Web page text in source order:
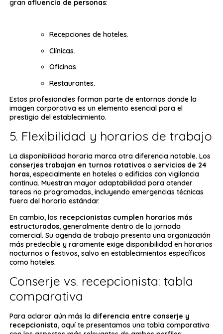
gran afluencia de personas:
Recepciones de hoteles.
Clínicas.
Oficinas.
Restaurantes.
Estos profesionales forman parte de entornos donde la
imagen corporativa es un elemento esencial para el
prestigio del establecimiento.
5. Flexibilidad y horarios de trabajo
La disponibilidad horaria marca otra diferencia notable. Los
conserjes trabajan en turnos rotativoso servicios de 24
horas, especialmente en hoteles o edificios con vigilancia
continua. Muestran mayor adaptabilidad para atender
tareas no programadas, incluyendo emergencias técnicas
fuera del horario estándar.
En cambio, los recepcionistas cumplen horarios más
estructurados, generalmente dentro de la jornada
comercial. Su agenda de trabajo presenta una organización
más predecible y raramente exige disponibilidad en horarios
nocturnos o festivos, salvo en establecimientos específicos
como hoteles.
Conserje vs. recepcionista: tabla
comparativa
Para aclarar aún más la diferencia entre conserje y
recepcionista, aquí te presentamos una tabla comparativa